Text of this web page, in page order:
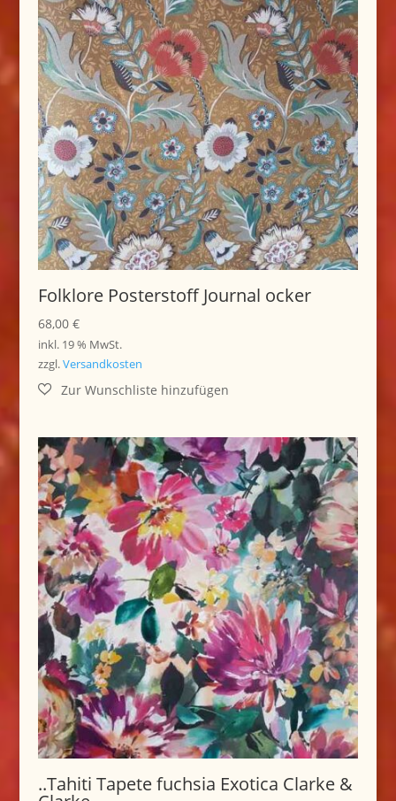
Folklore Posterstoff Journal ocker
68,00 €
inkl. 19 % MwSt.
zzgl.Versandkosten
..Tahiti Tapete fuchsia Exotica Clarke &